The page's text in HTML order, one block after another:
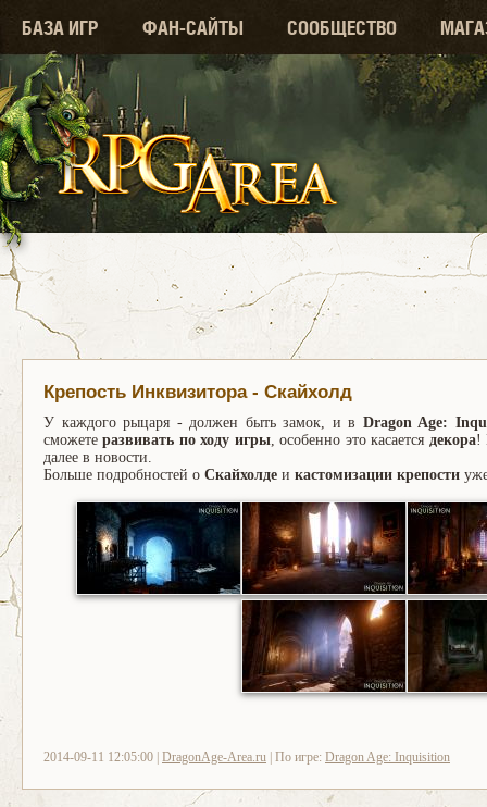
БАЗА ИГР ФАН-САЙТЫ СООБЩЕСТВО
Крепость Инквизитора - Скайхолд
У каждого рыцаря - должен быть замок, и в Dragon Age:
сможетеразвивать по ходу игры, особенно это касается декора!
далее в новости.
Больше подробностей о Скайхолде и кастомизации крепости
2014-09-11 12:05:00 | DragonAge-Area.ru | По игре: Dragon Age: Inquisition